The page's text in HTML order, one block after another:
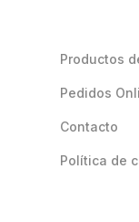
Productos
Pedidos
Contacto
Política de